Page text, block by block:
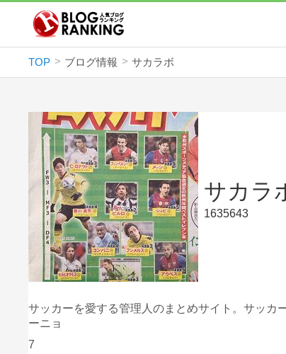
TOP ブログ情報 サカラボ
サカラ
1635643
サッカーを愛する管理人のまとめサイト。サッカ
ーニョ
7